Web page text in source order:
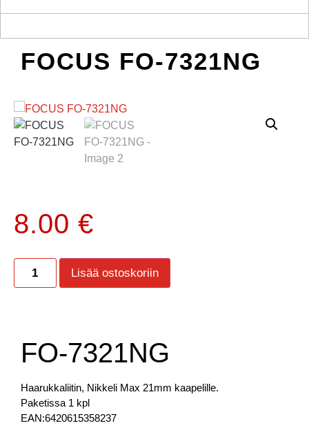
FOCUS FO-7321NG
8.00 €
Lisää ostoskoriin
FO-7321NG
Haarukkaliitin, Nikkeli Max 21mm kaapelille.
Paketissa 1 kpl
EAN:6420615358237